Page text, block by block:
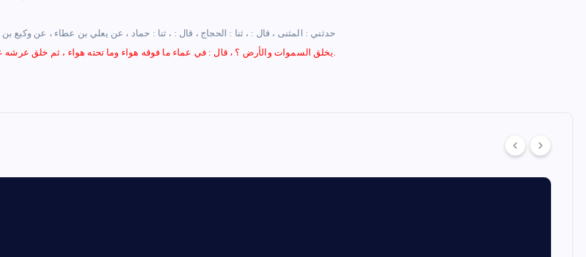
– حدثني : المثنى ، قال : ، ثنا : الحجاج ، قال : ، ثنا : حماد ، عن يعلي بن عطاء ، عن
يخلق السموات والأرض ؟ ، قال : في عماء ما فوقه هواء وما تحته هواء ، ثم خلق عرشه على الماء.